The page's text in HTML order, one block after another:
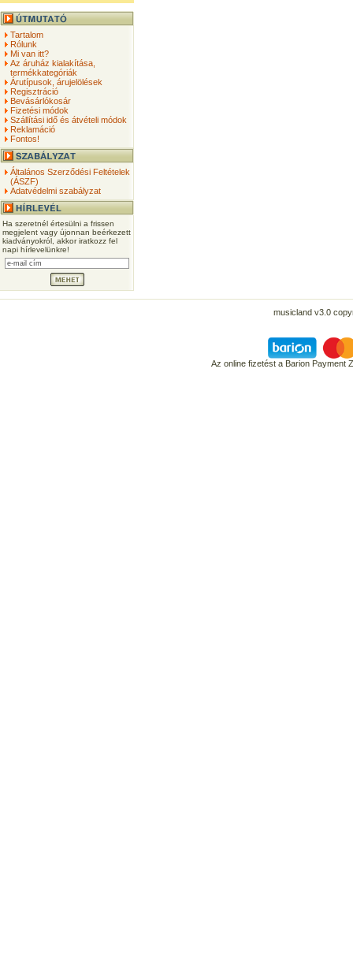
Tartalom
Rólunk
Mi van itt?
Az áruház kialakítása,
termékkategóriák
Árutípusok, árujelölések
Regisztráció
Bevásárlókosár
Fizetési módok
Szállítási idő és átvételi módok
Reklamáció
Fontos!
Általános Szerződési Feltételek
(ÁSZF)
Adatvédelmi szabályzat
Ha szeretnél értesülni a frissen
megjelent vagy újonnan beérkezett
kiadványokról, akkor iratkozz fel
napi hírlevelünkre!
musicland v3.0
Az online fizetést a Barion Payment